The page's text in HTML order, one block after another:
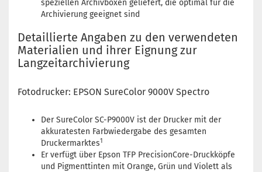
speziellen Archivboxen geliefert, die optimal für die
Archivierung geeignet sind
Detaillierte Angaben zu den verwendeten
Materialien und ihrer Eignung zur
Langzeitarchivierung
Fotodrucker: EPSON SureColor 9000V Spectro
Der SureColor SC-P9000V ist der Drucker mit der
akkuratesten Farbwiedergabe des gesamten
Druckermarktes1
Er verfügt über Epson TFP PrecisionCore-Druckköpfe
und Pigmenttinten mit Orange, Grün und Violett als